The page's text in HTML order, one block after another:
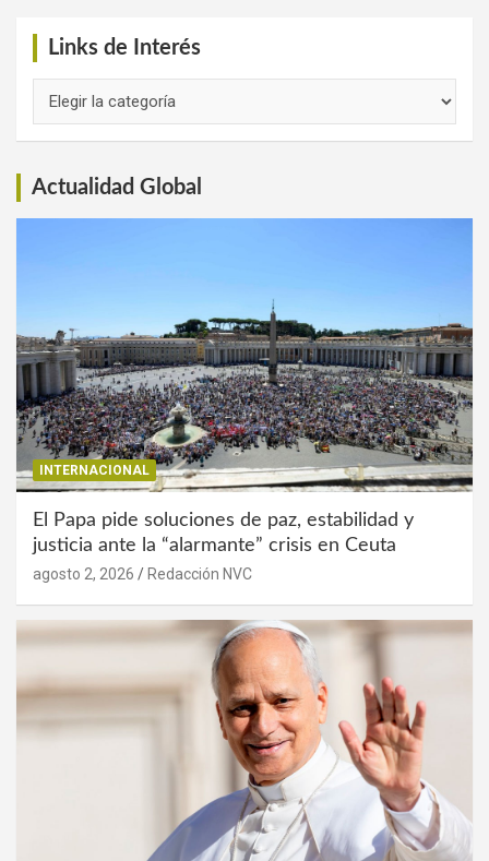
Links de Interés
Actualidad Global
INTERNACIONAL
El Papa pide soluciones de paz, estabilidad y
justicia ante la “alarmante” crisis en Ceuta
agosto 2, 2026 Redacción NVC